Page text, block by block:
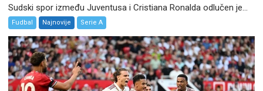
Sudski spor između Juventusa i Cristiana Ronalda odlučen je...
Fudbal Najnovije Serie A